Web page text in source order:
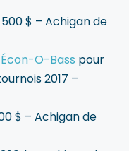
$ – Achigan de
Écon-O-Bass pour
2017 –
$ – Achigan de